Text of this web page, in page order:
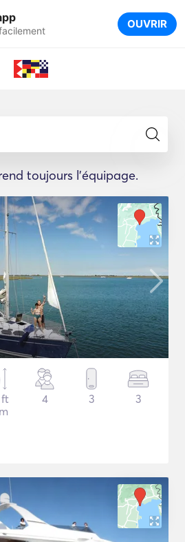
OUVRIR
toujours l'équipage.
ft
4 3 3